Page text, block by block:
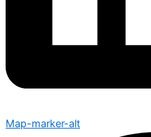
Map-marker-alt